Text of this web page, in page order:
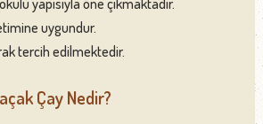
yapısıyla öne çıkmaktadır.
uygundur.
tercih edilmektedir.
Çay Nedir?